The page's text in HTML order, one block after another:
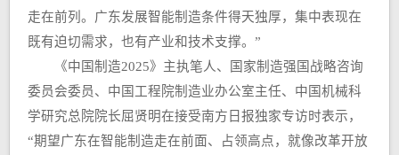
走在前列。广东发展智能制造条件得天独厚，集中表现在
既有迫切需求，也有产业和技术支撑。”
《中国制造2025》主执笔人、国家制造强国战略咨询
委员会委员、中国工程院制造业办公室主任、中国机械科
学研究总院院长屈贤明在接受南方日报独家专访时表示，
“期望广东在智能制造走在前面、占领高点，就像改革开放